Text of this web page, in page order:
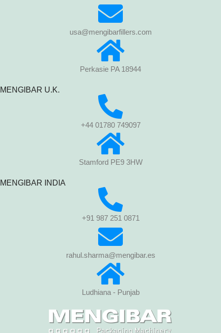
usa@mengibarfillers.com
Perkasie PA 18944
MENGIBAR U.K.
+44 01780 749097
Stamford PE9 3HW
MENGIBAR INDIA
+91 987 251 0871
rahul.sharma@mengibar.es
Ludhiana - Punjab